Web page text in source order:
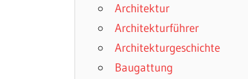
Architektur
Architekturführer
Architekturgeschichte
Baugattung